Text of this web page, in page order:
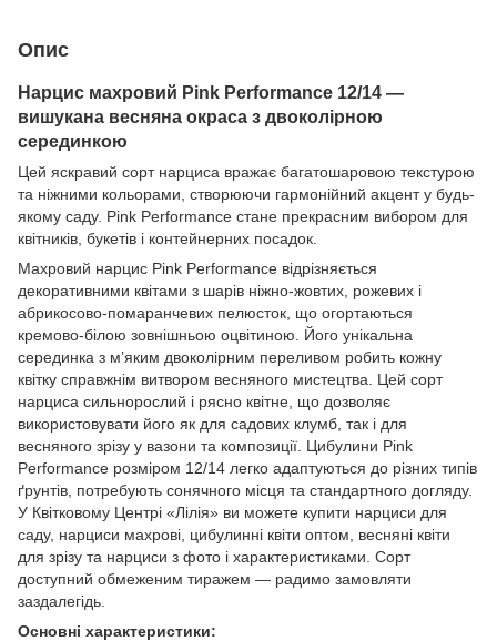
Опис
Нарцис махровий Pink Performance 12/14 —
вишукана весняна окраса з двоколірною
серединкою
Цей яскравий сорт нарциса вражає багатошаровою текстурою
та ніжними кольорами, створюючи гармонійний акцент у будь-
якому саду. Pink Performance стане прекрасним вибором для
квітників, букетів і контейнерних посадок.
Махровий нарцис Pink Performance відрізняється
декоративними квітами з шарів ніжно-жовтих, рожевих і
абрикосово-помаранчевих пелюсток, що огортаються
кремово-білою зовнішньою оцвітиною. Його унікальна
серединка з м’яким двоколірним переливом робить кожну
квітку справжнім витвором весняного мистецтва. Цей сорт
нарциса сильнорослий і рясно квітне, що дозволяє
використовувати його як для садових клумб, так і для
весняного зрізу у вазони та композиції. Цибулини Pink
Performance розміром 12/14 легко адаптуються до різних типів
ґрунтів, потребують сонячного місця та стандартного догляду.
У Квітковому Центрі «Лілія» ви можете купити нарциси для
саду, нарциси махрові, цибулинні квіти оптом, весняні квіти
для зрізу та нарциси з фото і характеристиками. Сорт
доступний обмеженим тиражем — радимо замовляти
заздалегідь.
Основні характеристики: